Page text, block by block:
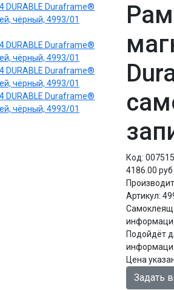
Код: 007515
4186.00 руб
Артикул:
Подойдёт
Цена
Задать